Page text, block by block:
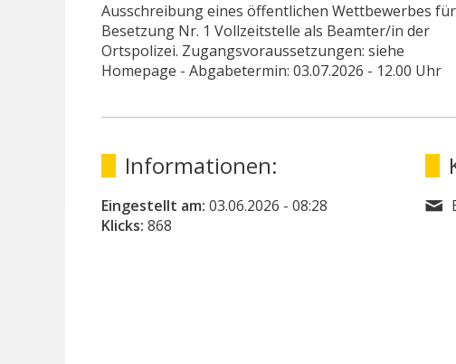
Ausschreibung eines öffentlichen Wettbewerbes
Besetzung Nr. 1 Vollzeitstelle als Beamter/in der
Ortspolizei. Zugangsvoraussetzungen: siehe
Homepage - Abgabetermin: 03.07.2026 - 12.00 Uhr
Informationen:
Eingestellt am: 03.06.2026 - 08:28
Klicks: 868